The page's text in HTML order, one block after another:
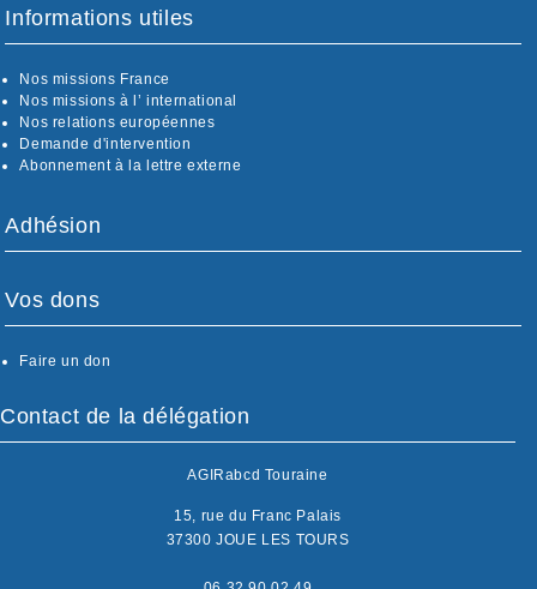
Informations utiles
Nos missions France
Nos missions à l’ international
Nos relations européennes
Demande d'intervention
Abonnement à la lettre externe
Adhésion
Vos dons
Faire un don
Contact de la délégation
AGIRabcd Touraine
15, rue du Franc Palais
37300 JOUE LES TOURS